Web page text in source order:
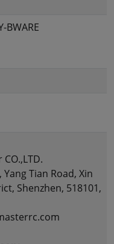
BWARE
Tian Road, Xin
Shenzhen, 518101,